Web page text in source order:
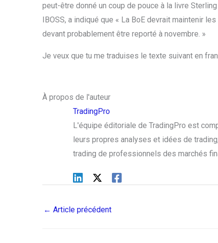
peut-être donné un coup de pouce à la livre
IBOSS, a indiqué que « La BoE devrait maintenir
devant probablement être reporté à novembre. »
Je veux que tu me traduises le texte suivant en
À propos de l'auteur
TradingPro
L'équipe éditoriale de TradingPro est
leurs propres analyses et idées de
trading de professionnels des marchés
← Article précédent